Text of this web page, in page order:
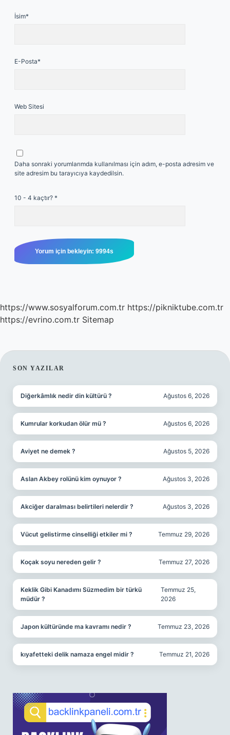
İsim*
E-Posta*
Web Sitesi
Daha sonraki yorumlarımda kullanılması için adım, e-posta adresim ve
site adresim bu tarayıcıya kaydedilsin.
10 - 4 kaçtır? *
https://www.sosyalforum.com.tr https://pikniktube.com.tr
https://evrino.com.tr Sitemap
SIDEBAR
SON YAZILAR
Diğerkâmlık nedir din kültürü ? Ağustos 6, 2026
Kumrular korkudan ölür mü ? Ağustos 6, 2026
Aviyet ne demek ? Ağustos 5, 2026
Aslan Akbey rolünü kim oynuyor ? Ağustos 3, 2026
Akciğer daralması belirtileri nelerdir ? Ağustos 3, 2026
Vücut gelistirme cinselliği etkiler mi ? Temmuz 29, 2026
Koçak soyu nereden gelir ? Temmuz 27, 2026
Keklik Gibi Kanadımı Süzmedim bir türkü
müdür ?
Temmuz 25,
2026
Japon kültüründe ma kavramı nedir ? Temmuz 23, 2026
kıyafetteki delik namaza engel midir ? Temmuz 21, 2026